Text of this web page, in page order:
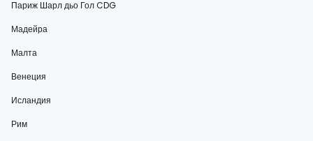
Париж Шарл дьо Гол CDG
Мадейра
Малта
Венеция
Исландия
Рим